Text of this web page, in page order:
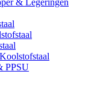
& Legeringen
PPSU